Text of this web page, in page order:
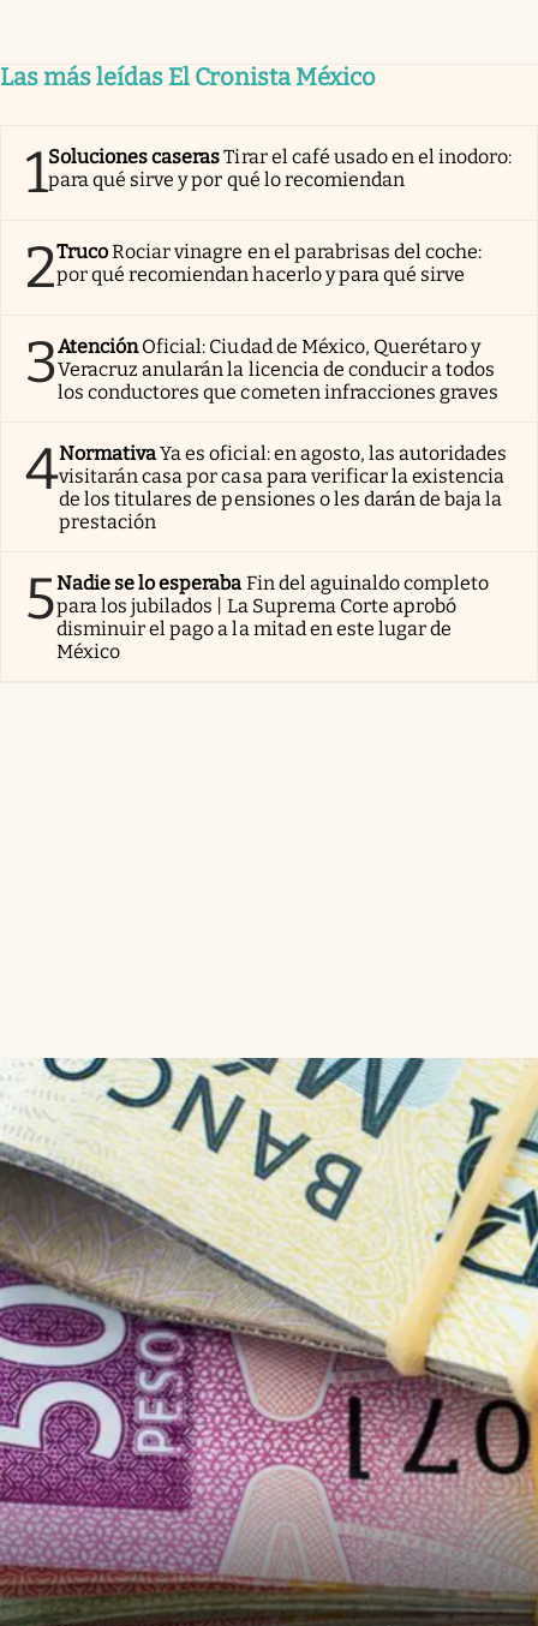
Las más leídas El Cronista México
1Soluciones caserasTirar el café usado en el inodoro:
para qué sirve y por qué lo recomiendan
2TrucoRociar vinagre en el parabrisas del coche:
por qué recomiendan hacerlo y para qué sirve
3AtenciónOficial: Ciudad de México, Querétaro y
Veracruz anularán la licencia de conducir a todos
los conductores que cometen infracciones graves
4NormativaYa es oficial: en agosto, las autoridades
visitarán casa por casa para verificar la existencia
de los titulares de pensiones o les darán de baja la
prestación
5Nadie se lo esperaba Fin del aguinaldo completo
para los jubilados | La Suprema Corte aprobó
disminuir el pago a la mitad en este lugar de
México